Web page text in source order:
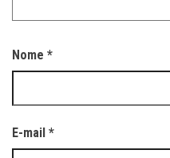
Nome *
E-mail *